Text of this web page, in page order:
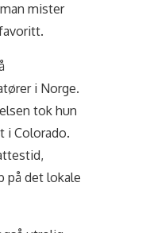
mister
i Norge.
tok hun
i Colorado.
på det lokale